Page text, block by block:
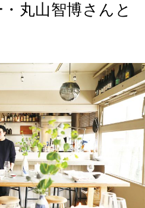
を掴む 新・開運術。」
猫がいれば、幸せ」
お酒の新常識。」
丸山智博さんと